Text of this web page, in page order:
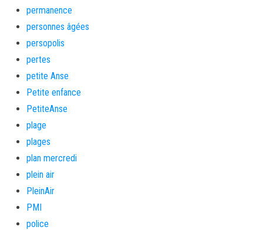
permanence
personnes âgées
persopolis
pertes
petite Anse
Petite enfance
PetiteAnse
plage
plages
plan mercredi
plein air
PleinAir
PMI
police